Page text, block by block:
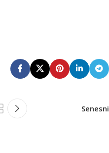
Senesni